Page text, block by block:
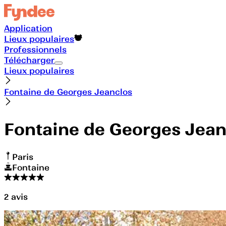
Application
Lieux populaires
Professionnels
Télécharger
Lieux populaires
Fontaine de Georges Jeanclos
Fontaine de Georges
Paris
Fontaine
2 avis